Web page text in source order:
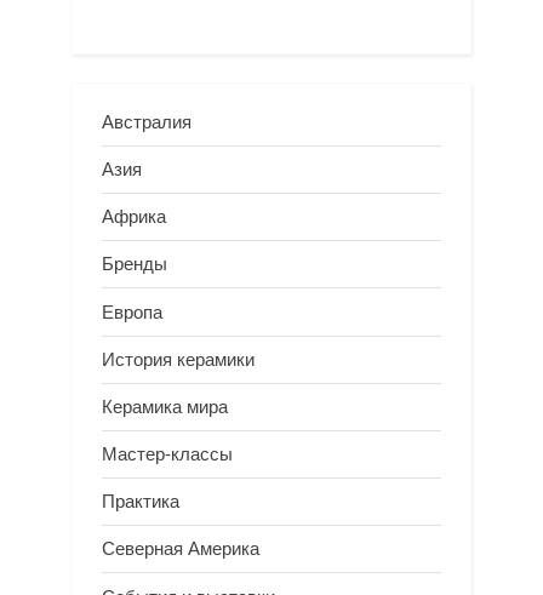
Австралия
Азия
Африка
Бренды
Европа
История керамики
Керамика мира
Мастер-классы
Практика
Северная Америка